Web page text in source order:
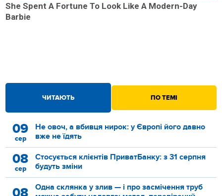
ЧИТАЮТЬ ПО ТЕМІ
09
сер
Не овоч, а вбивця нирок: у Європі його давно
вже не їдять
08
сер
Стосується клієнтів ПриватБанку: з 31 серпня
будуть зміни
Одна склянка у злив — і про засмічення труб
She Spent A Fortune To Look Like A Modern-Day
Barbie